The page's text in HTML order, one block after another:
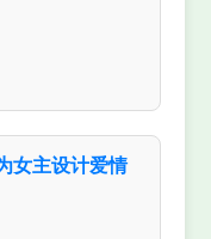
女主设计爱情